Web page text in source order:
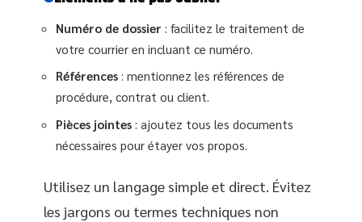
Numéro de dossier : facilitez le traitement de
votre courrier en incluant ce numéro.
Références : mentionnez les références de
procédure, contrat ou client.
Pièces jointes : ajoutez tous les documents
nécessaires pour étayer vos propos.
Utilisez un langage simple et direct. Évitez
les jargons ou termes techniques non